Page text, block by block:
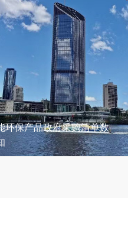
环保产品政府采购清单数